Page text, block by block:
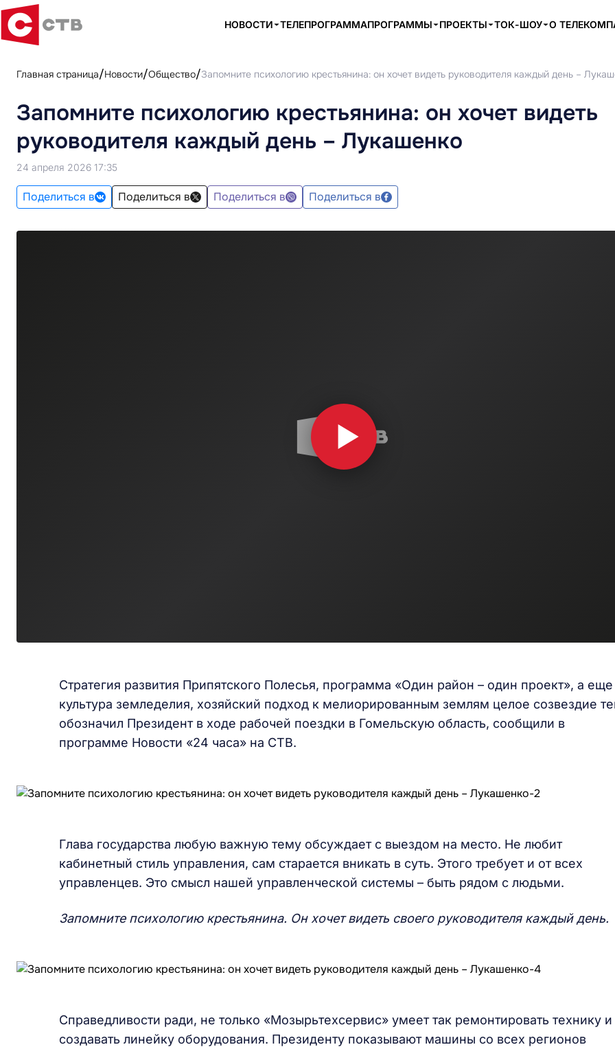
НОВОСТИ ТЕЛЕПРОГРАММАПРОГРАММЫ ПРОЕКТЫ ТОК-ШОУ О
Главная страница Новости Общество Запомните психологию крестьянина: он хочет видеть руководителя каждый день –
Запомните психологию крестьянина: он хочет видеть
руководителя каждый день – Лукашенко
24 апреля 2026 17:35
Поделиться в Поделиться в Поделиться в Поделиться в
Стратегия развития Припятского Полесья, программа «Один район – один проект», а еще
культура земледелия, хозяйский подход к мелиорированным землям целое созвездие
обозначил Президент в ходе рабочей поездки в Гомельскую область, сообщили в
программе Новости «24 часа» на СТВ.
Глава государства любую важную тему обсуждает с выездом на место. Не любит
кабинетный стиль управления, сам старается вникать в суть. Этого требует и от всех
управленцев. Это смысл нашей управленческой системы – быть рядом с людьми.
Запомните психологию крестьянина. Он хочет видеть своего руководителя каждый день.
Справедливости ради, не только «Мозырьтехсервис» умеет так ремонтировать технику и
создавать линейку оборудования. Президенту показывают машины со всех регионов